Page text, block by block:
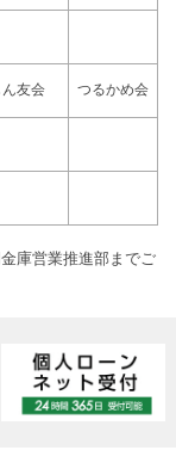
ん友会 つるかめ会
庫営業推進部までご